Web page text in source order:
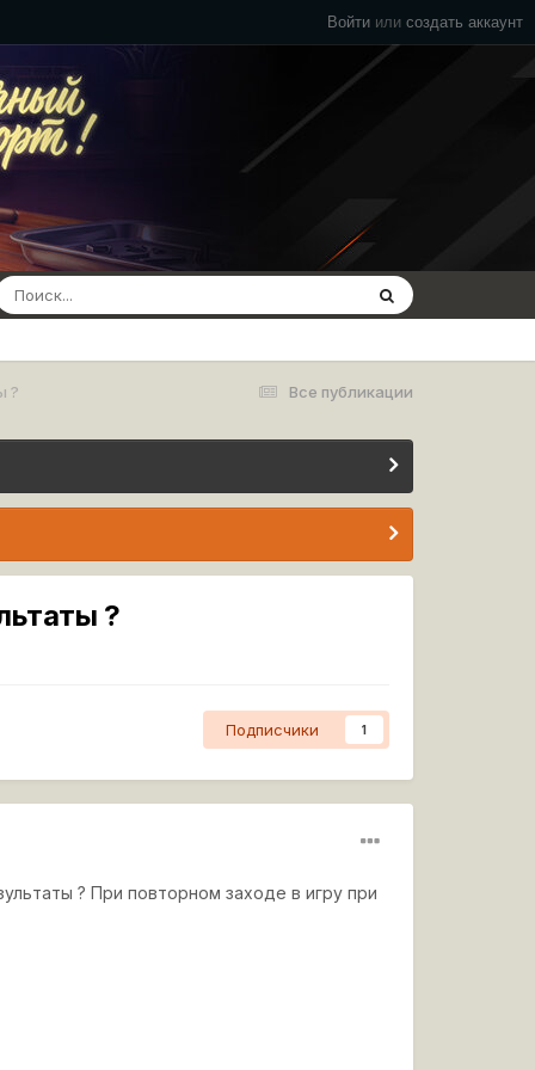
Войти или создать аккаунт
Все публикации
?
?
Подписчики 1
? При повторном заходе в игру при